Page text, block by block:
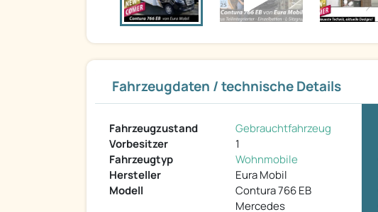
Fahrzeugdaten / technische Details
Fahrzeugzustand
Gebrauchtfahrzeug
Vorbesitzer
1
Fahrzeugtyp
Wohnmobile
Hersteller
Eura Mobil
Modell
Contura 766 EB
Mercedes